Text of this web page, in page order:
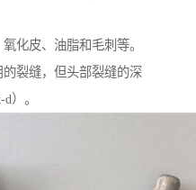
化皮、油脂和毛刺等。
裂缝，但头部裂缝的深
）。